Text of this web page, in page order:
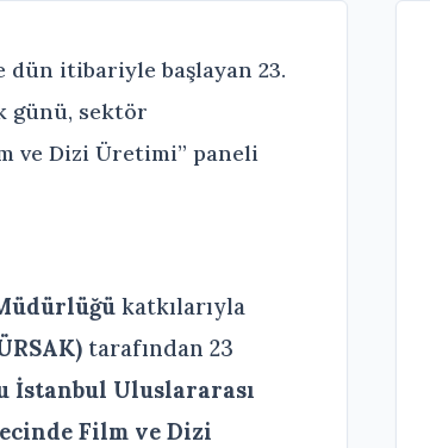
itibariyle başlayan 23.
günü, sektör
ve Dizi Üretimi” paneli
katkılarıyla
tarafından 23
İstanbul Uluslararası
Film ve Dizi